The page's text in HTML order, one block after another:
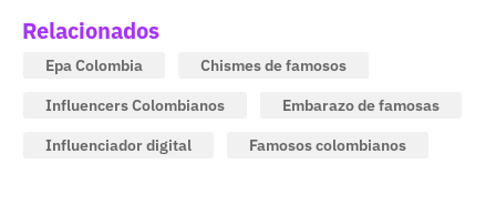
Relacionados
Epa Colombia
Chismes de famosos
Influencers Colombianos
Embarazo de famosas
Influenciador digital
Famosos colombianos